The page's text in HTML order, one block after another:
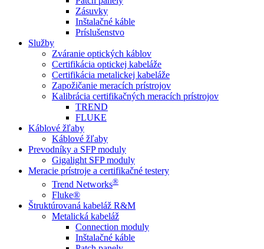
Zásuvky
Inštalačné káble
Príslušenstvo
Služby
Zváranie optických káblov
Certifikácia optickej kabeláže
Certifikácia metalickej kabeláže
Zapožičanie meracích prístrojov
Kalibrácia certifikačných meracích prístrojov
TREND
FLUKE
Káblové žľaby
Káblové žľaby
Prevodníky a SFP moduly
Gigalight SFP moduly
Meracie prístroje a certifikačné testery
Trend Networks®
Fluke®
Štruktúrovaná kabeláž R&M
Metalická kabeláž
Connection moduly
Inštalačné káble